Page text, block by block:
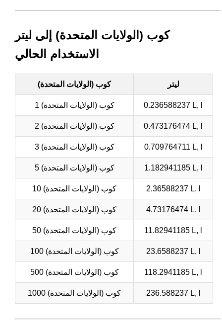
كوب (الولايات المتحدة) إلى ليتر
الاستخدام الحالي
كوب (الولايات المتحدة) ليتر
1 كوب (الولايات المتحدة) 0.236588237 L, l
2 كوب (الولايات المتحدة) 0.473176474 L, l
3 كوب (الولايات المتحدة) 0.709764711 L, l
5 كوب (الولايات المتحدة) 1.182941185 L, l
10 كوب (الولايات المتحدة) 2.36588237 L, l
20 كوب (الولايات المتحدة) 4.73176474 L, l
50 كوب (الولايات المتحدة) 11.82941185 L, l
100 كوب (الولايات المتحدة) 23.6588237 L, l
500 كوب (الولايات المتحدة) 118.2941185 L, l
1000 كوب (الولايات المتحدة) 236.588237 L, l